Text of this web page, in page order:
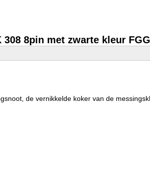
8pin met zwarte kleur
de vernikkelde koker van de